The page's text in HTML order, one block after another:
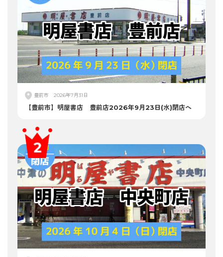
豊前市 2026年7月31日
【豊前市】明屋書店 豊前店2026年9月23日(水)閉店へ